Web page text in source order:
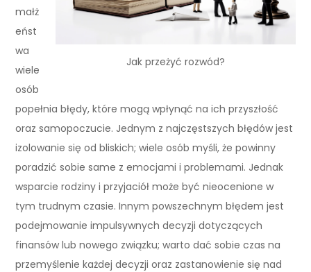
Jak przeżyć rozwód?
małż
eńst
wa
wiele
osób
popełnia błędy, które mogą wpłynąć na ich przyszłość
oraz samopoczucie. Jednym z najczęstszych błędów jest
izolowanie się od bliskich; wiele osób myśli, że powinny
poradzić sobie same z emocjami i problemami. Jednak
wsparcie rodziny i przyjaciół może być nieocenione w
tym trudnym czasie. Innym powszechnym błędem jest
podejmowanie impulsywnych decyzji dotyczących
finansów lub nowego związku; warto dać sobie czas na
przemyślenie każdej decyzji oraz zastanowienie się nad